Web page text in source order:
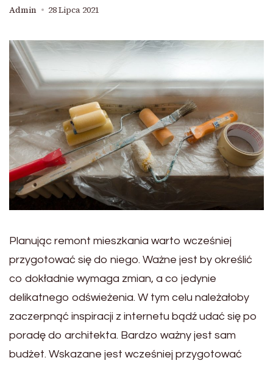
Admin 28 Lipca 2021
Planując remont mieszkania warto wcześniej
przygotować się do niego. Ważne jest by określić
co dokładnie wymaga zmian, a co jedynie
delikatnego odświeżenia. W tym celu należałoby
zaczerpnąć inspiracji z internetu bądź udać się po
poradę do architekta. Bardzo ważny jest sam
budżet. Wskazane jest wcześniej przygotować